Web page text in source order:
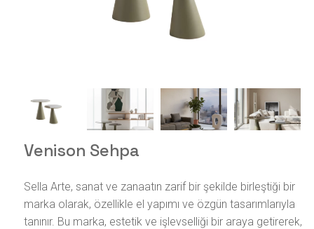
Venison Sehpa
Sella Arte, sanat ve zanaatın zarif bir şekilde birleştiği bir
marka olarak, özellikle el yapımı ve özgün tasarımlarıyla
tanınır. Bu marka, estetik ve işlevselliği bir araya getirerek,